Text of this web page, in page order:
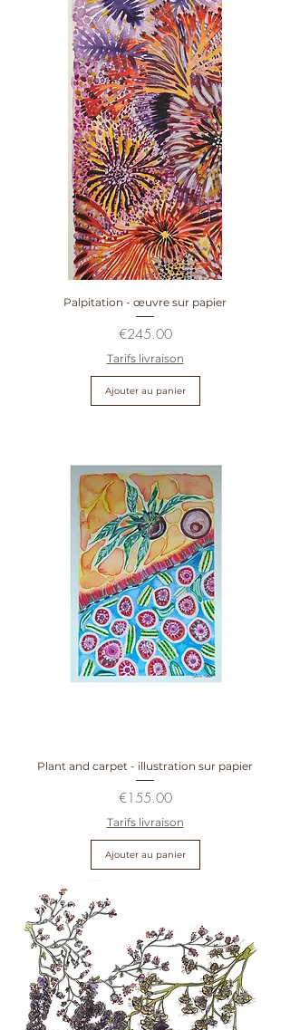
Palpitation - œuvre sur papier
Prix
€245.00
Tarifs livraison
Ajouter au panier
Plant and carpet - illustration sur papier
Prix
€155.00
Tarifs livraison
Ajouter au panier